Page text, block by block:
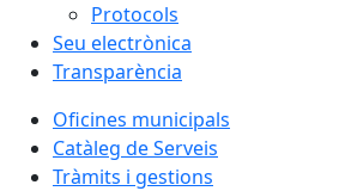
Protocols
Seu electrònica
Transparència
Oficines municipals
Catàleg de Serveis
Tràmits i gestions